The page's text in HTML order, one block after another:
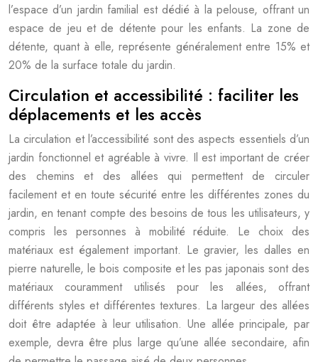
l’espace d’un jardin familial est dédié à la pelouse, offrant un
espace de jeu et de détente pour les enfants. La zone de
détente, quant à elle, représente généralement entre 15% et
20% de la surface totale du jardin.
Circulation et accessibilité : faciliter les
déplacements et les accès
La circulation et l’accessibilité sont des aspects essentiels d’un
jardin fonctionnel et agréable à vivre. Il est important de créer
des chemins et des allées qui permettent de circuler
facilement et en toute sécurité entre les différentes zones du
jardin, en tenant compte des besoins de tous les utilisateurs, y
compris les personnes à mobilité réduite. Le choix des
matériaux est également important. Le gravier, les dalles en
pierre naturelle, le bois composite et les pas japonais sont des
matériaux couramment utilisés pour les allées, offrant
différents styles et différentes textures. La largeur des allées
doit être adaptée à leur utilisation. Une allée principale, par
exemple, devra être plus large qu’une allée secondaire, afin